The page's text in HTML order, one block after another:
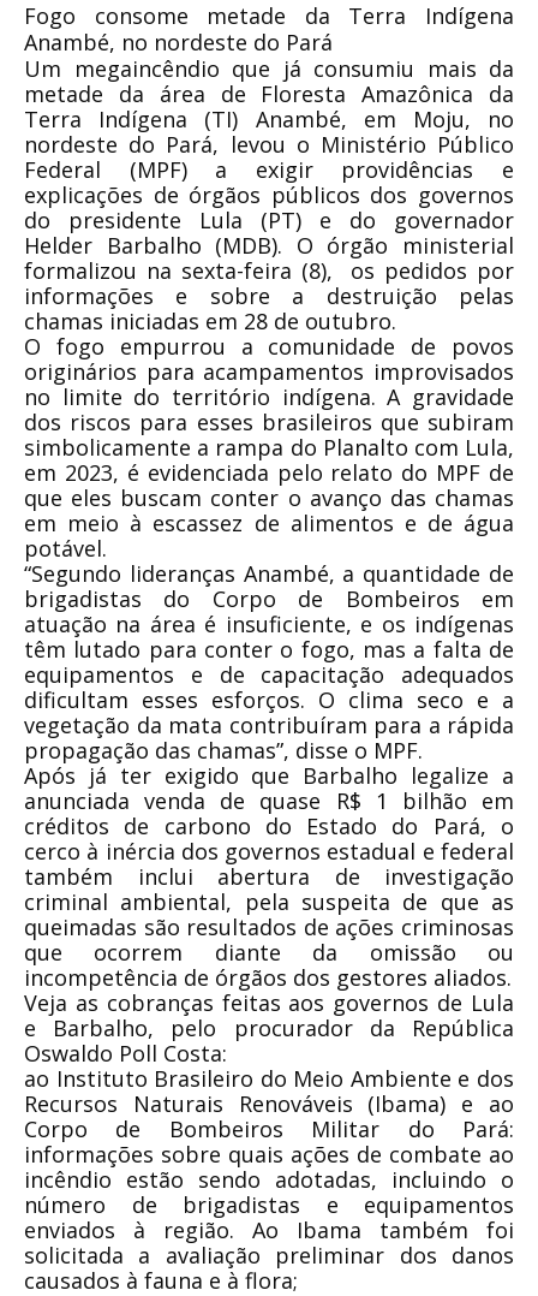
Fogo consome metade da Terra Indígena
Anambé, no nordeste do Pará
Um megaincêndio que já consumiu mais da
metade da área de Floresta Amazônica da
Terra Indígena (TI) Anambé, em Moju, no
nordeste do Pará, levou o Ministério Público
Federal (MPF) a exigir providências e
explicações de órgãos públicos dos governos
do presidente Lula (PT) e do governador
Helder Barbalho (MDB). O órgão ministerial
formalizou na sexta-feira (8), os pedidos por
informações e sobre a destruição pelas
chamas iniciadas em 28 de outubro.
O fogo empurrou a comunidade de povos
originários para acampamentos improvisados
no limite do território indígena. A gravidade
dos riscos para esses brasileiros que subiram
simbolicamente a rampa do Planalto com Lula,
em 2023, é evidenciada pelo relato do MPF de
que eles buscam conter o avanço das chamas
em meio à escassez de alimentos e de água
potável.
“Segundo lideranças Anambé, a quantidade de
brigadistas do Corpo de Bombeiros em
atuação na área é insuficiente, e os indígenas
têm lutado para conter o fogo, mas a falta de
equipamentos e de capacitação adequados
dificultam esses esforços. O clima seco e a
vegetação da mata contribuíram para a rápida
propagação das chamas”, disse o MPF.
Após já ter exigido que Barbalho legalize a
anunciada venda de quase R$ 1 bilhão em
créditos de carbono do Estado do Pará, o
cerco à inércia dos governos estadual e federal
também inclui abertura de investigação
criminal ambiental, pela suspeita de que as
queimadas são resultados de ações criminosas
que ocorrem diante da omissão ou
incompetência de órgãos dos gestores aliados.
Veja as cobranças feitas aos governos de Lula
e Barbalho, pelo procurador da República
Oswaldo Poll Costa:
ao Instituto Brasileiro do Meio Ambiente e dos
Recursos Naturais Renováveis (Ibama) e ao
Corpo de Bombeiros Militar do Pará:
informações sobre quais ações de combate ao
incêndio estão sendo adotadas, incluindo o
número de brigadistas e equipamentos
enviados à região. Ao Ibama também foi
solicitada a avaliação preliminar dos danos
causados à fauna e à flora;